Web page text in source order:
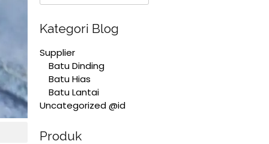
Kategori Blog
Supplier
Batu Dinding
Batu Hias
Batu Lantai
Uncategorized @id
Produk